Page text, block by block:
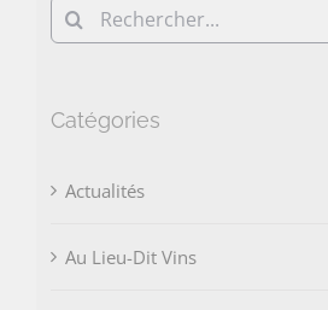
Rechercher:
Catégories
Actualités
Au Lieu-Dit Vins